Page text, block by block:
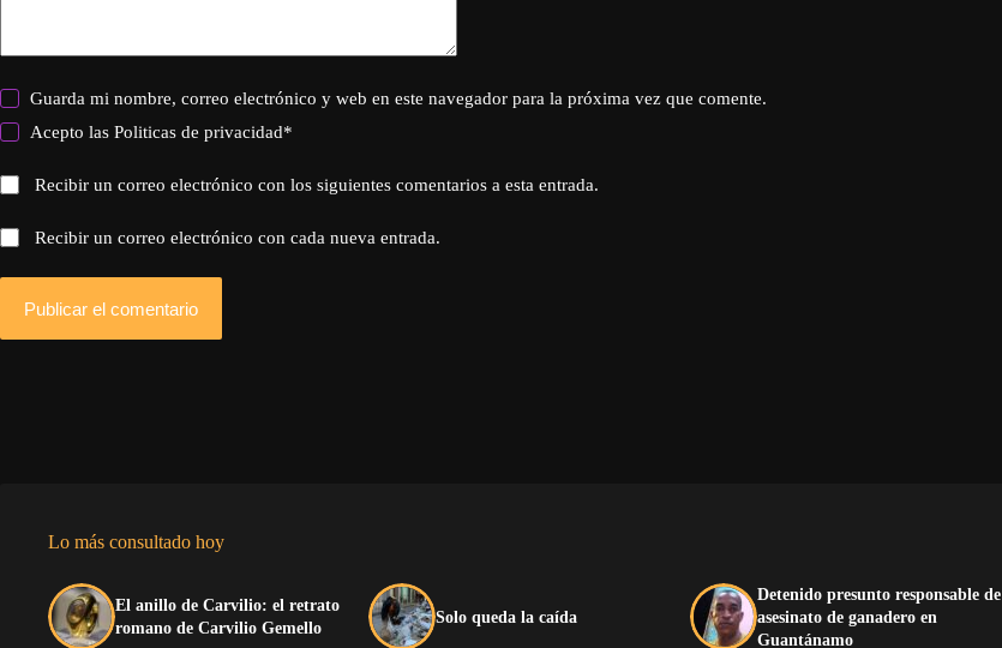
Guarda mi nombre, correo electrónico y web en este navegador para la próxima vez que comente.
Acepto lasPoliticas de privacidad*
Recibir un correo electrónico con los siguientes comentarios a esta entrada.
Recibir un correo electrónico con cada nueva entrada.
Publicar el comentario
Lo más consultado hoy
El anillo de Carvilio: el retrato
romano de Carvilio Gemello
Solo queda la caída
Detenido presunto responsable de
asesinato de ganadero en
Guantánamo